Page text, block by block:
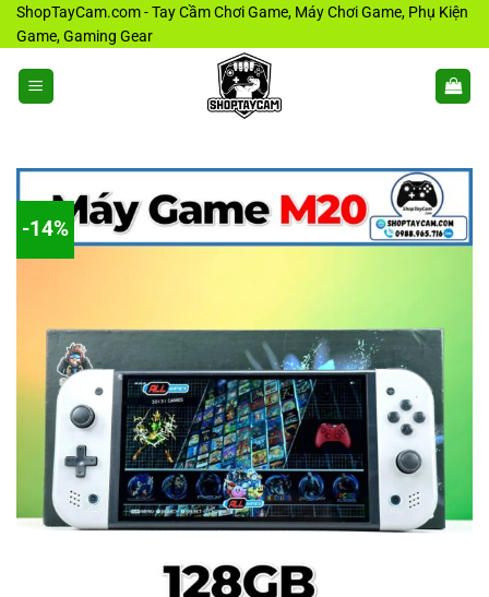
Bỏ
qua
nội
dung
ShopTayCam.com - Tay Cầm Chơi Game, Máy Chơi Game, Phụ Kiện
Game, Gaming Gear
-14%